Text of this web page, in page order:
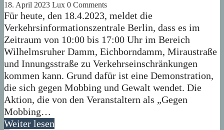
18. April 2023 Lux 0 Comments
Für heute, den 18.4.2023, meldet die
Verkehrsinformationszentrale Berlin, dass es im
Zeitraum von 10:00 bis 17:00 Uhr im Bereich
Wilhelmsruher Damm, Eichborndamm, Miraustraße
und Innungsstraße zu Verkehrseinschränkungen
kommen kann. Grund dafür ist eine Demonstration,
die sich gegen Mobbing und Gewalt wendet. Die
Aktion, die von den Veranstaltern als „Gegen
Mobbing…
Weiter lesen